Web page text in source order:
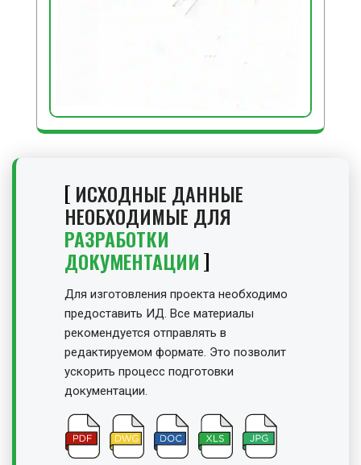
ИСХОДНЫЕ ДАННЫЕ
НЕОБХОДИМЫЕ ДЛЯ
РАЗРАБОТКИ
ДОКУМЕНТАЦИИ
Для изготовления проекта необходимо
предоставить ИД. Все материалы
рекомендуется отправлять в
редактируемом формате. Это позволит
ускорить процесс подготовки
документации.